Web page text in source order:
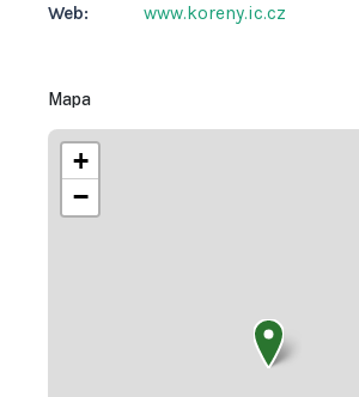
Web:
www.koreny.ic.cz
Mapa
+
−